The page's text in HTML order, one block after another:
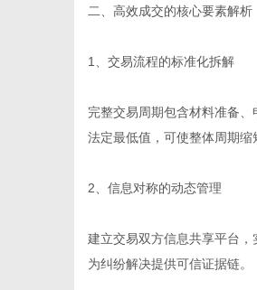
二、高效成交的核心要素解析
1、交易流程的标准化拆解
完整交易周期包含材料准备
法定最低值，可使整体周期缩
2、信息对称的动态管理
建立交易双方信息共享平台
为纠纷解决提供可信证据链。